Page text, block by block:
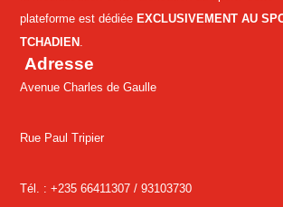
plateforme est dédiéeEXCLUSIVEMENT AU
TCHADIEN
Adresse
Avenue Charles de Gaulle
Rue Paul Tripier
Tél. : +235 66411307 /93103730